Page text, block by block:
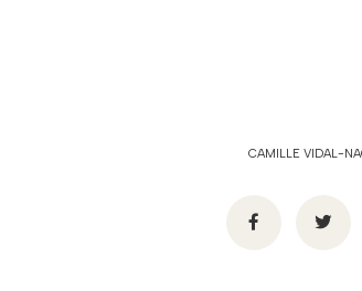
CAMILLE VIDAL-